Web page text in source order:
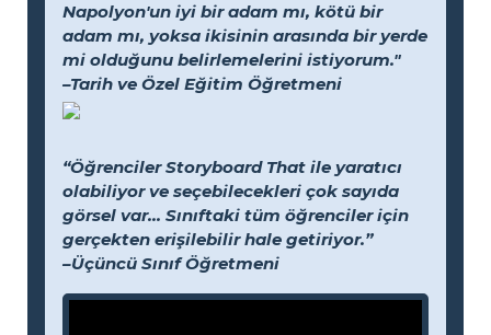
Napolyon'un iyi bir adam mı, kötü bir
adam mı, yoksa ikisinin arasında bir yerde
mi olduğunu belirlemelerini istiyorum."
–Tarih ve Özel Eğitim Öğretmeni
“Öğrenciler Storyboard That ile yaratıcı
olabiliyor ve seçebilecekleri çok sayıda
görsel var... Sınıftaki tüm öğrenciler için
gerçekten erişilebilir hale getiriyor.”
–Üçüncü Sınıf Öğretmeni